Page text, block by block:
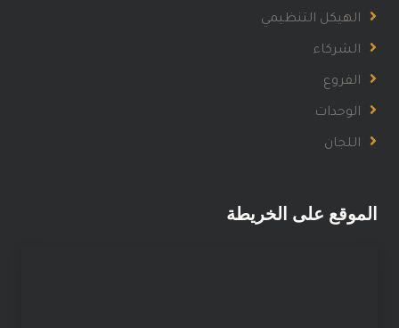
الهيكل التنظيمي
الشركاء
الفروع
الوحدات
اللجان
الموقع على الخريطة